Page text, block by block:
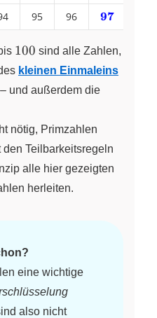
95 96
\bf
{97}
97
100
100 sind alle Zahlen,
kleinen Einmaleins
und außerdem die
nötig, Primzahlen
Teilbarkeitsregeln
alle hier gezeigten
herleiten.
eine wichtige
also nicht